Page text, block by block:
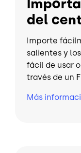
del
Importe
salientes y
fácil de usar
través de un
Más